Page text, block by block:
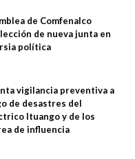
de Comfenalco
de nueva junta en
política
vigilancia preventiva a
de desastres del
Ituango y de los
de influencia